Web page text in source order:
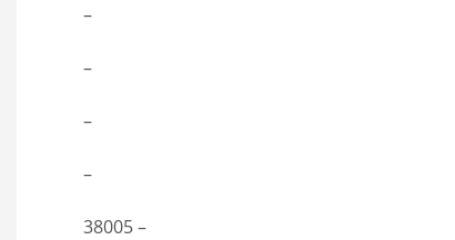
–
–
–
–
38005 –